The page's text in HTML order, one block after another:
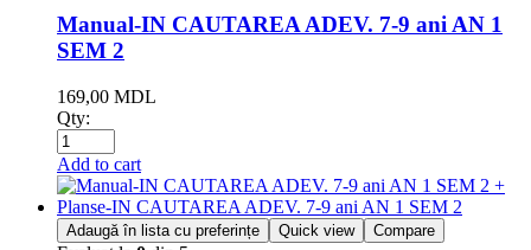
Manual-IN CAUTAREA ADEV. 7-9 ani AN 1
SEM 2
169,00 MDL
Qty:
Add to cart
Adaugă în lista cu preferințe Quick view Compare